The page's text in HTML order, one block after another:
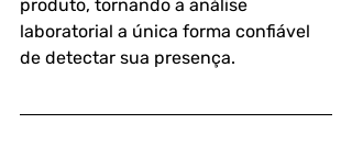
produto, tornando a análise
laboratorial a única forma confiável
de detectar sua presença.